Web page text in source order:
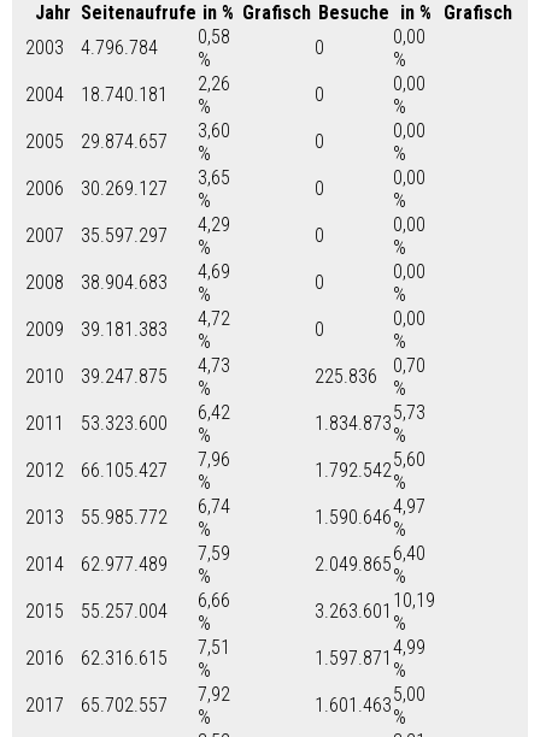
Jahr Seitenaufrufe in % Grafisch Besuche in %
Grafisch
2003
4.796.784
0,58
%
0
0,00
%
2004
18.740.181
2,26
%
0
0,00
%
2005
29.874.657
3,60
%
0
0,00
%
2006
30.269.127
3,65
%
0
0,00
%
2007
35.597.297
4,29
%
0
0,00
%
2008
38.904.683
4,69
%
0
0,00
%
2009
39.181.383
4,72
%
0
0,00
%
2010
39.247.875
4,73
%
225.836
0,70
%
2011
53.323.600
6,42
%
1.834.8735,73
%
2012
66.105.427
7,96
%
1.792.5425,60
%
2013
55.985.772
6,74
%
1.590.6464,97
%
2014
62.977.489
7,59
%
2.049.8656,40
%
2015
55.257.004
6,66
%
3.263.601 10,19
%
2016
62.316.615
7,51
%
1.597.871 4,99
%
2017
65.702.557
7,92
%
1.601.4635,00
%